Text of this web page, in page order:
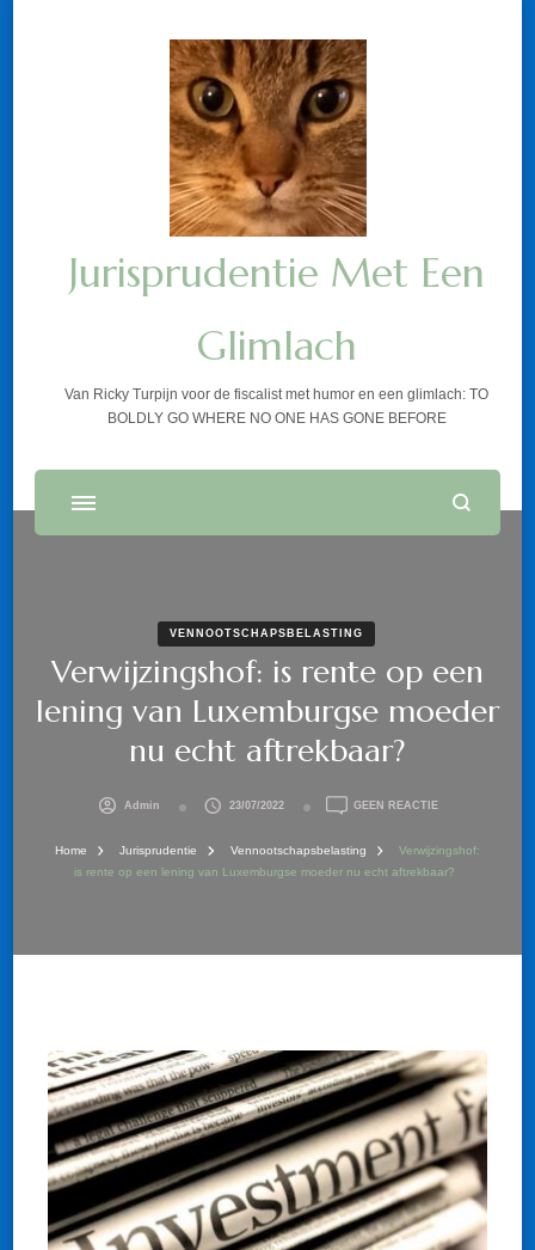
Jurisprudentie Met Een
Glimlach
Van Ricky Turpijn voor de fiscalist met humor en een glimlach: TO
BOLDLY GO WHERE NO ONE HAS GONE BEFORE
VENNOOTSCHAPSBELASTING
Verwijzingshof: is rente op een
lening van Luxemburgse moeder
nu echt aftrekbaar?
Admin 23/07/2022 GEEN REACTIEOP
RENTE
OP
Home Jurisprudentie Vennootschapsbelasting
Verwijzingshof:
is rente op een lening van Luxemburgse moeder nu echt aftrekbaar?